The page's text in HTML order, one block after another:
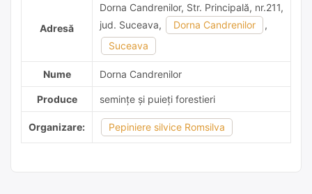
Adresă
Dorna Candrenilor, Str. Principală, nr.211,
jud. Suceava,
Dorna Candrenilor
,
Suceava
Nume Dorna Candrenilor
Produce semințe și puieți forestieri
Organizare: Pepiniere silvice Romsilva